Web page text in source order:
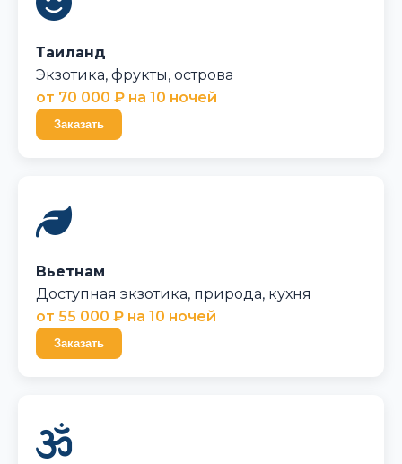
Таиланд
Экзотика, фрукты, острова
от 70 000 ₽ на 10 ночей
Заказать
Вьетнам
Доступная экзотика, природа, кухня
от 55 000 ₽ на 10 ночей
Заказать